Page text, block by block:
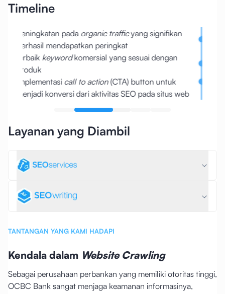
Timeline
Peningkatan pada organic trafficyang signifikan
Berhasil mendapatkan peringkat
terbaik keywordkomersial yang sesuai dengan
produk
Implementasi call to action(CTA) button untuk
menjadi konversi dari aktivitas SEO pada situs web
Layanan yang Diambil
TANTANGAN YANG KAMI HADAPI
Kendala dalam Website Crawling
Sebagai perusahaan perbankan yang memiliki otoritas tinggi,
OCBC Bank sangat menjaga keamanan informasinya,